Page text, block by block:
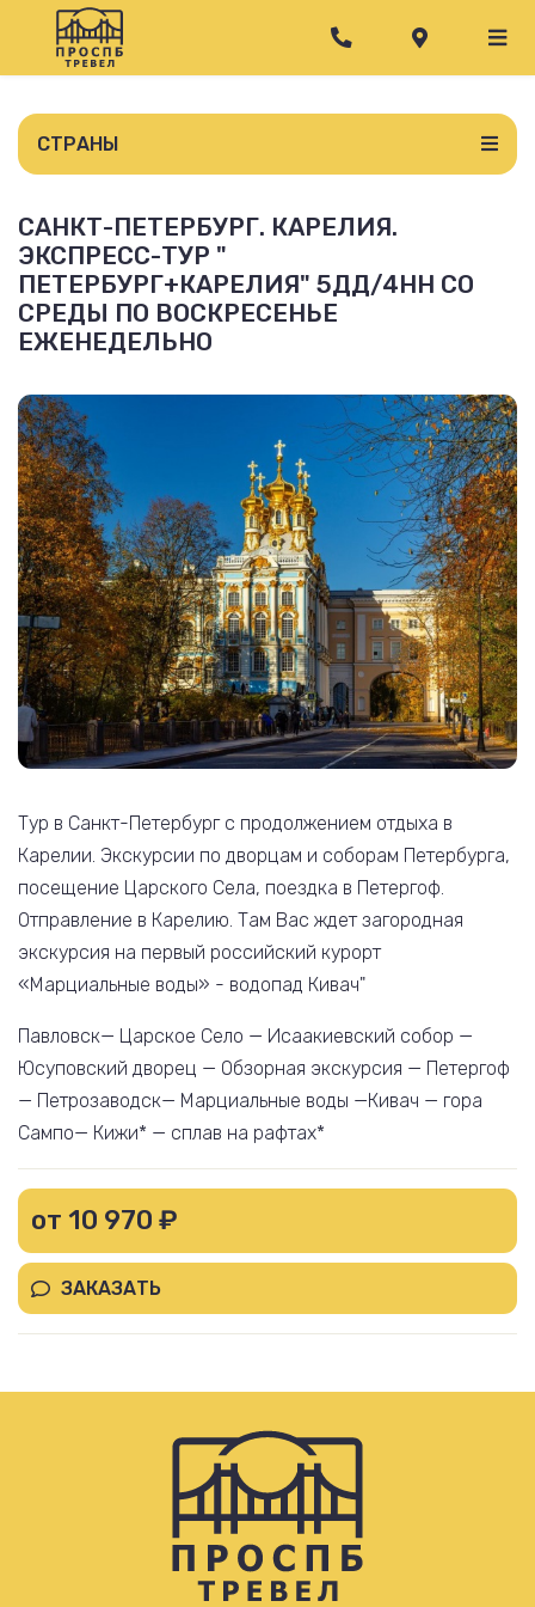
СТРАНЫ
САНКТ-ПЕТЕРБУРГ. КАРЕЛИЯ.
ЭКСПРЕСС-ТУР "
ПЕТЕРБУРГ+КАРЕЛИЯ" 5ДД/4НН СО
СРЕДЫ ПО ВОСКРЕСЕНЬЕ
ЕЖЕНЕДЕЛЬНО
Тур в Санкт-Петербург с продолжением отдыха в
Карелии. Экскурсии по дворцам и соборам Петербурга,
посещение Царского Села, поездка в Петергоф.
Отправление в Карелию. Там Вас ждет загородная
экскурсия на первый российский курорт
«Марциальные воды» - водопад Кивач"
Павловск— Царское Село — Исаакиевский собор —
Юсуповский дворец — Обзорная экскурсия — Петергоф
— Петрозаводск— Марциальные воды —Кивач — гора
Сампо— Кижи* — сплав на рафтах*
от 10 970 ₽
ЗАКАЗАТЬ